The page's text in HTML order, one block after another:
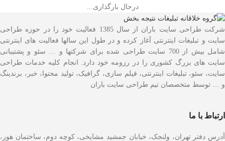
درحال بارگذاری...
شرکت طراحی سایت باران از سال 1385 فعالیت خود را در حوزه طراحی
سایت و تبلیغات اینترنتی آغاز کرده و در طول این سالها فعالیت های اینترنتی
شامل بیش از 700 سایت طراحی شده برای شرکتها و … سئو و پشتیبانی
سایت های بزرگ کشوری را در رزومه خود دارد. انجام کلیه خدمات طراحی
سایت، سئو، تبلیغات اینترنتی، فیلم سازی، گرافیک، تولید محتوا، خبر، برندینگ
و … توسط متخصصان تیم طراحی سایت باران
ارتباط با ما
آدرس دفتر تهران، ولنجک، خیابان جمشید مشایخی، کوچه دوم، ساختمان هور،